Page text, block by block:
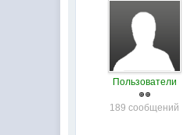
Пользователи
189 сообщений